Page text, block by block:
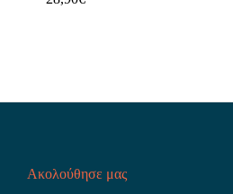
Ακολούθησε μας